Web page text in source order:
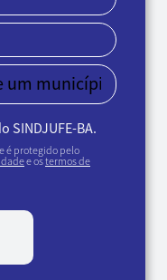
SINDJUFE-BA.
é protegido pelo
e ostermos de